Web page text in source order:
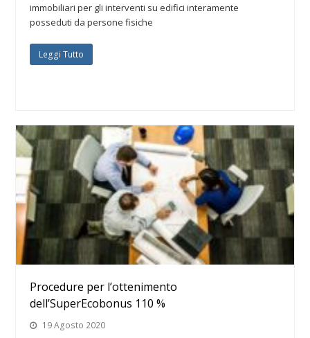
immobiliari per gli interventi su edifici interamente
posseduti da persone fisiche
Leggi Tutto
Procedure per l’ottenimento
dell’SuperEcobonus 110 %
19 Agosto 2020